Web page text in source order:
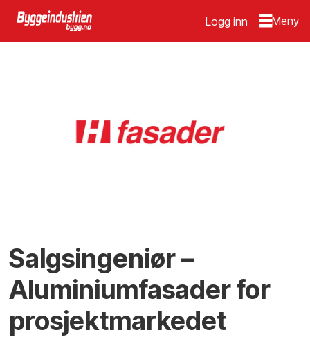
Logg inn
Salgsingeniør –
Aluminiumfasader for
prosjektmarkedet